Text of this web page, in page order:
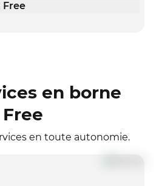
Free
en borne
Free
en toute autonomie.